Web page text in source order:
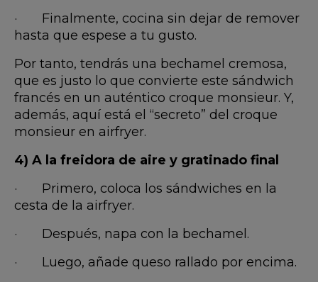
· Finalmente, cocina sin dejar de remover
hasta que espese a tu gusto.
Por tanto, tendrás una bechamel cremosa,
que es justo lo que convierte este sándwich
francés en un auténtico croque monsieur. Y,
además, aquí está el “secreto” del croque
monsieur en airfryer.
4) A la freidora de aire y gratinado final
· Primero, coloca los sándwiches en la
cesta de la airfryer.
· Después, napa con la bechamel.
· Luego, añade queso rallado por encima.